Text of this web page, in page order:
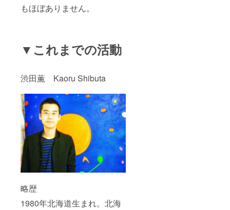
もほぼありません。
▼これまでの活動
渋田薫 Kaoru Shibuta
略歴
1980年北海道生まれ。北海